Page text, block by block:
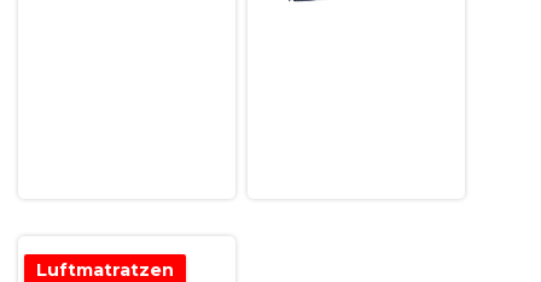
Luftmatratzen